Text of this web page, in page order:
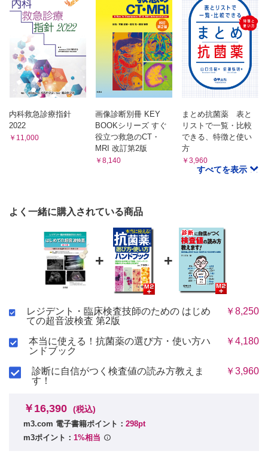
7 囊胞性疾患
8 腎尿管結石
9 腎膿瘍
10 水腎症
B 膀胱・前立腺
1 解剖
2 正常超音波像と基本走査
3 膀胱癌
4 膀胱結石
5 神経因性膀胱
6 前立腺肥大症
5 精巣炎，精巣上体炎
D 副腎
1 解剖
2 正常超音波像と基本走査
3 副腎皮質腺腫
4 褐色細胞腫
5 副腎癌，骨髄脂肪腫
6 転移性副腎腫瘍
VI 産婦人科領域
1 解剖
2 正常超音波像と基本走査
3 婦人科疾患各論
VII 体表領域（甲状腺，副甲状腺，唾液腺，リンパ節）
1 解剖
内科救急診療指針
2022
￥11,000
画像診断別冊 KEY
BOOKシリーズ すぐ
役立つ救急のCT・
MRI 改訂第2版
￥8,140
まとめ抗菌薬 表と
リストで一覧・比較
できる、特徴と使い
方
￥3,960
すべてを表示
よく一緒に購入されている商品
+ +
レジデント・臨床検査技師のための はじめ
ての超音波検査 第2版
￥8,250
本当に使える！抗菌薬の選び方・使い方ハ
ンドブック
￥4,180
診断に自信がつく検査値の読み方教えま
す！
￥3,960
￥16,390 (税込)
m3.com 電子書籍ポイント： 298pt
m3ポイント： 1%相当